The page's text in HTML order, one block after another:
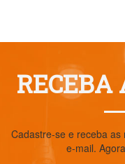
RECEBA
Cadastre-se e receba
e-mail.